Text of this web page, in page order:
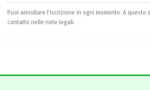
Puoi annullare l'iscrizione in ogni momento. A questo
contatto nelle note legali.